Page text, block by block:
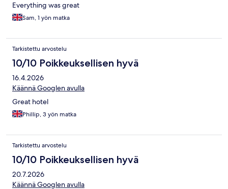
Everything was great
Sam, 1 yön matka
Tarkistettu arvostelu
10/10 Poikkeuksellisen hyvä
16.4.2026
Käännä Googlen avulla
Great hotel
Phillip, 3 yön matka
Tarkistettu arvostelu
10/10 Poikkeuksellisen hyvä
20.7.2026
Käännä Googlen avulla